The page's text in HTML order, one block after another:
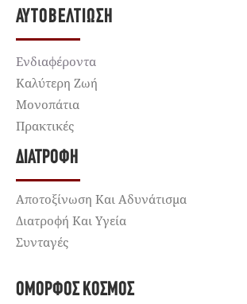
ΑΥΤΟΒΕΛΤΊΩΣΗ
Ενδιαφέροντα
Καλύτερη Ζωή
Μονοπάτια
Πρακτικές
ΔΙΑΤΡΟΦΉ
Αποτοξίνωση Και Αδυνάτισμα
Διατροφή Και Υγεία
Συνταγές
ΌΜΟΡΦΟΣ ΚΌΣΜΟΣ